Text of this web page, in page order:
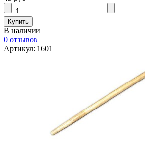
В наличии
0 отзывов
Артикул: 1601